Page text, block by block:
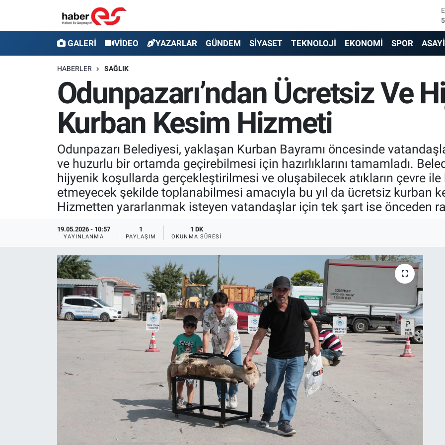
GALERİ VİDEO YAZARLAR GÜNDEM SİYASET TEKNOLOJİ EKONOMİ SPOR
HABERLER SAĞLIK
Odunpazarı’ndan Ücretsiz Ve
Kurban Kesim Hizmeti
Odunpazarı Belediyesi, yaklaşan Kurban Bayramı öncesinde
ve huzurlu bir ortamda geçirebilmesi için hazırlıklarını tamamladı.
hijyenik koşullarda gerçekleştirilmesi ve oluşabilecek atıkların çevre ile
etmeyecek şekilde toplanabilmesi amacıyla bu yıl da ücretsiz kurban
Hizmetten yararlanmak isteyen vatandaşlar için tek şart ise önceden
19.05.2026 - 10:57
YAYINLANMA
1
PAYLAŞIM
1 DK
OKUNMA SÜRESI
YAZARLAR
GÜNDEM
TEKNOLOJİ
EKONOMİ
Eskişehir Nöbetçi Eczaneler
Eskişehir Hava Durumu
Eskişehir Trafik Yoğunluk Haritası
Süper Lig Puan Durumu ve Fikstür
Son Dakika Haberleri
Haber Arşivi